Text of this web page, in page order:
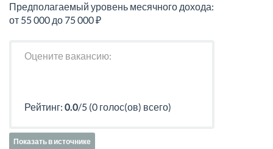
Предполагаемый уровень месячного дохода:
от 55 000 до 75 000 ₽
Оцените вакансию:
Рейтинг: 0.0/5 (0 голос(ов) всего)
Показать в источнике